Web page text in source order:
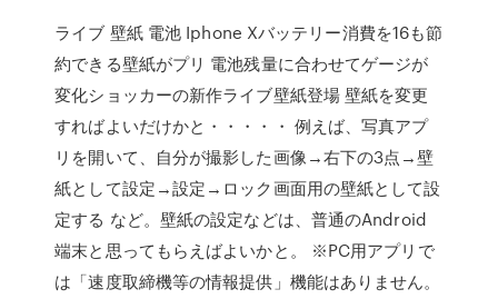
ライブ 壁紙 電池 Iphone Xバッテリー消費を16も節
約できる壁紙がプリ 電池残量に合わせてゲージが
変化ショッカーの新作ライブ壁紙登場 壁紙を変更
すればよいだけかと・・・・・ 例えば、写真アプ
リを開いて、自分が撮影した画像→右下の3点→壁
紙として設定→設定→ロック画面用の壁紙として設
定する など。壁紙の設定などは、普通のAndroid
端末と思ってもらえばよいかと。 ※PC用アプリで
は「速度取締機等の情報提供」機能はありません。